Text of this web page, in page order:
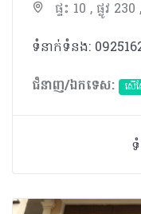
ផ្ទះ 10 , ផ្លូវ
ទំនាក់ទំនង:
ជំនាញ/ឯកទេស:
សើ